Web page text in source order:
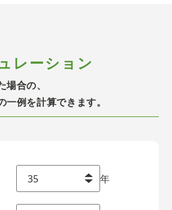
レーション
合の、
一例を計算できます。
年